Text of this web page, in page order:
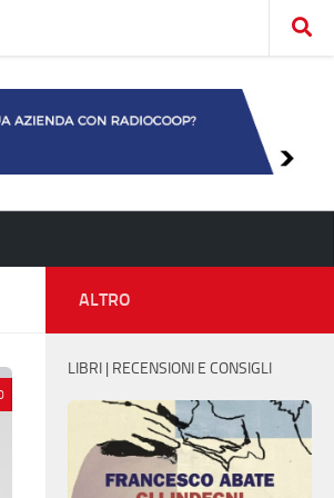
ALTRO
LIBRI | RECENSIONI E CONSIGLI